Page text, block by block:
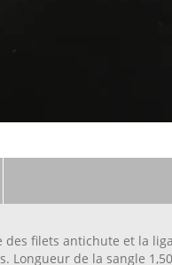
filets antichute et la
Longueur de la sangle